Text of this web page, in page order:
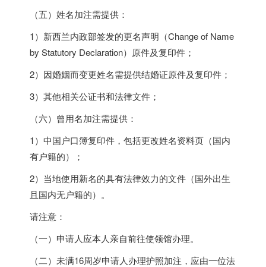
（五）姓名加注需提供：
1）新西兰内政部签发的更名声明（Change of Name
by Statutory Declaration）原件及复印件；
2）因婚姻而变更姓名需提供结婚证原件及复印件；
3）其他相关公证书和法律文件；
（六）曾用名加注需提供：
1）中国户口簿复印件，包括更改姓名资料页（国内
有户籍的）；
2）当地使用新名的具有法律效力的文件（国外出生
且国内无户籍的）。
请注意：
（一）申请人应本人亲自前往使领馆办理。
（二）未满16周岁申请人办理护照加注，应由一位法